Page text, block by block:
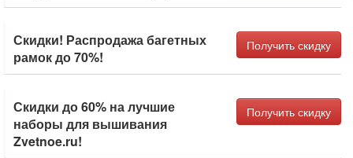
Скидки! Распродажа багетных
рамок до 70%!
Получить скидку
Скидки до 60% на лучшие
наборы для вышивания
Zvetnoe.ru!
Получить скидку